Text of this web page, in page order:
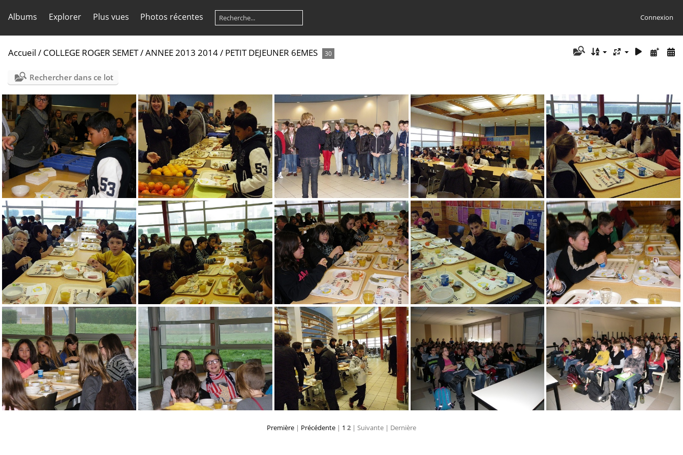
Albums Explorer Plus vues Photos récentes Connexion
Accueil / COLLEGE ROGER SEMET/ANNEE 2013 2014/ PETIT DEJEUNER 6EMES 30
Rechercher dans ce lot
IMGP3258 IMGP3259 IMGP3261 IMGP3262 IMGP3263
IMGP3264 IMGP3265 IMGP3266 IMGP3267 IMGP3268
Première | Précédente | 1 2 | Suivante | Dernière